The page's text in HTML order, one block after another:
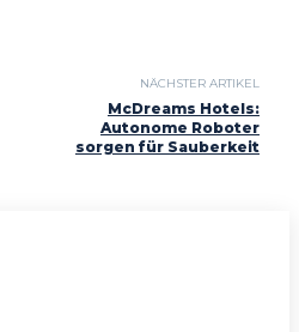
NÄCHSTER ARTIKEL
McDreams Hotels:
Autonome Roboter
sorgen für Sauberkeit